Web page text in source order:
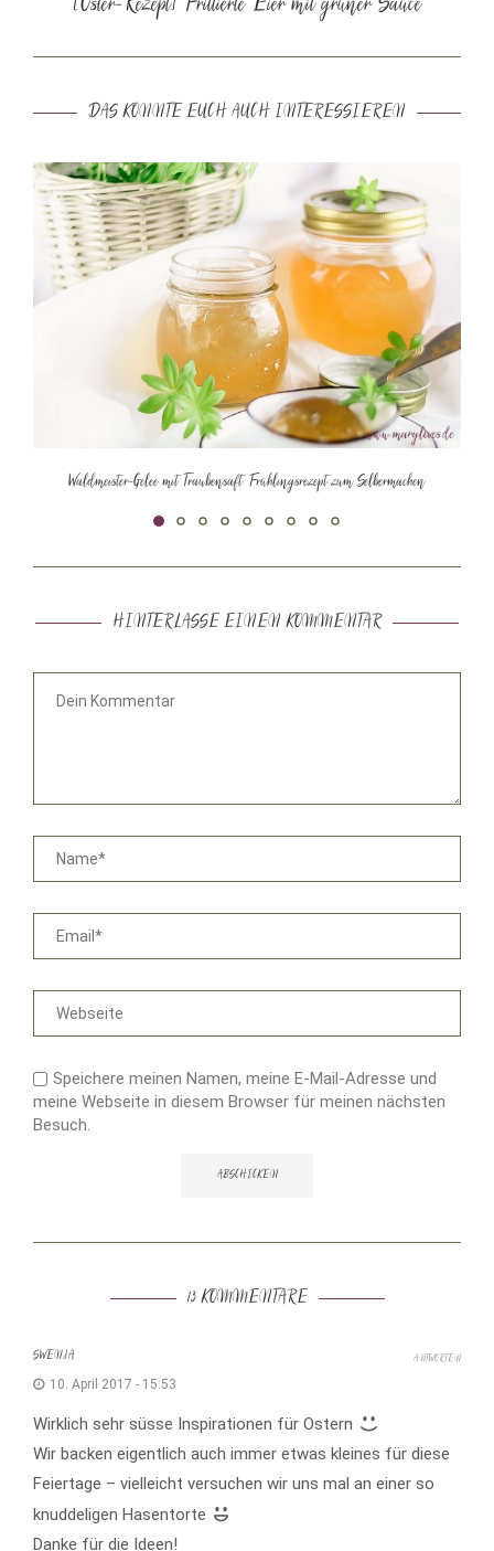
DAS KÖNNTE EUCH AUCH INTERESSIEREN
Waldmeister-Gelee mit Traubensaft: Frühlingsrezept zum Selbermachen
HINTERLASSE EINEN KOMMENTAR
Speichere meinen Namen, meine E-Mail-Adresse und
meine Webseite in diesem Browser für meinen nächsten
Besuch.
13 KOMMENTARE
SWENJA
10. April 2017 - 15:53
Wirklich sehr süsse Inspirationen für Ostern
Wir backen eigentlich auch immer etwas kleines für diese
Feiertage – vielleicht versuchen wir uns mal an einer so
knuddeligen Hasentorte
Danke für die Ideen!
ANTWORTEN